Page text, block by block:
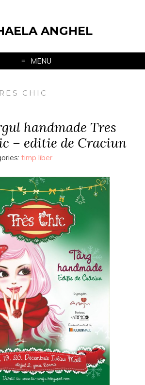
ANGHEL
MENU
CHIC
handmade Tres
– editie de Craciun
timp liber